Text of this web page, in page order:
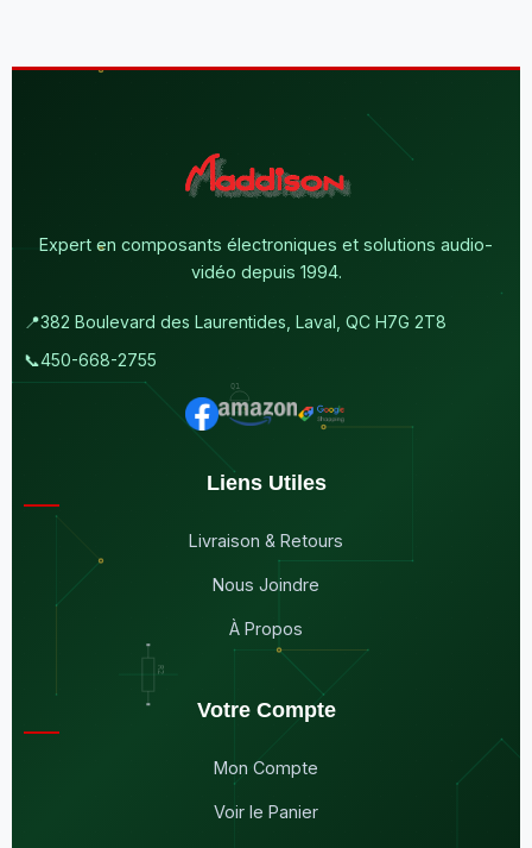
Expert en composants électroniques et solutions audio-
vidéo depuis 1994.
📍382 Boulevard des Laurentides, Laval, QC H7G 2T8
📞450-668-2755
Liens Utiles
Livraison & Retours
Nous Joindre
À Propos
Votre Compte
Mon Compte
Voir le Panier